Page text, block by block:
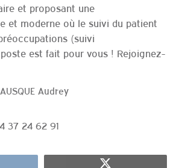
et proposant une
et moderne où le suivi du patient
(suivi
est fait pour vous ! Rejoignez-
Audrey
37 24 62 91